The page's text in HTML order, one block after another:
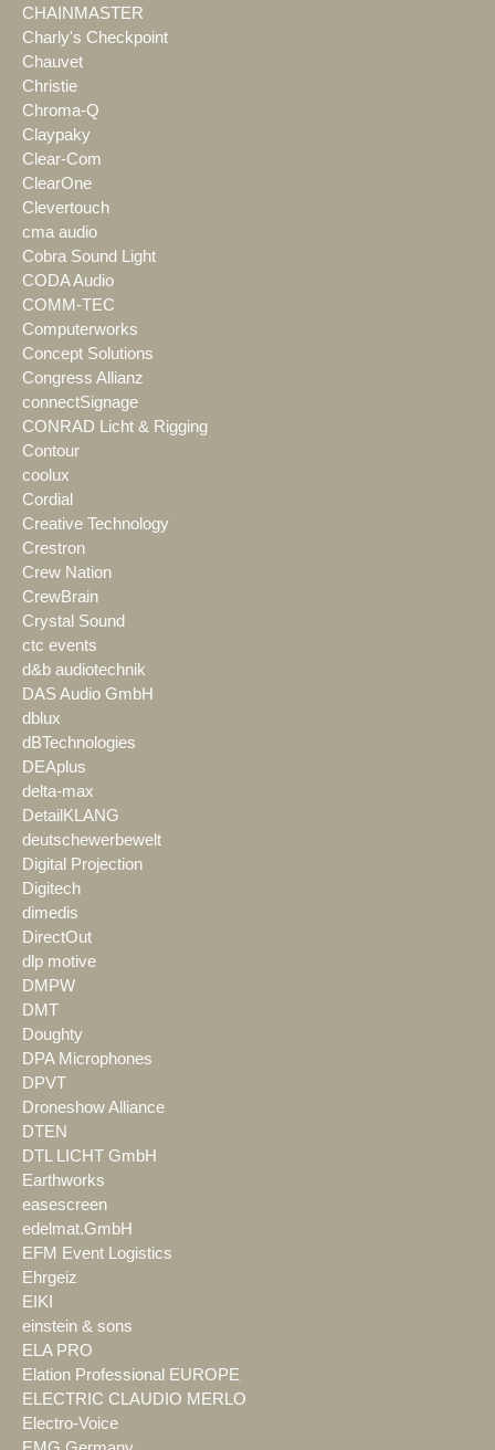
CHAINMASTER
Charly's Checkpoint
Chauvet
Christie
Chroma-Q
Claypaky
Clear-Com
ClearOne
Clevertouch
cma audio
Cobra Sound Light
CODA Audio
COMM-TEC
Computerworks
Concept Solutions
Congress Allianz
connectSignage
CONRAD Licht & Rigging
Contour
coolux
Cordial
Creative Technology
Crestron
Crew Nation
CrewBrain
Crystal Sound
ctc events
d&b audiotechnik
DAS Audio GmbH
dblux
dBTechnologies
DEAplus
delta-max
DetailKLANG
deutschewerbewelt
Digital Projection
Digitech
dimedis
DirectOut
dlp motive
DMPW
DMT
Doughty
DPA Microphones
DPVT
Droneshow Alliance
DTEN
DTL LICHT GmbH
Earthworks
easescreen
edelmat.GmbH
EFM Event Logistics
Ehrgeiz
EIKI
einstein & sons
ELA PRO
Elation Professional EUROPE
ELECTRIC CLAUDIO MERLO
Electro-Voice